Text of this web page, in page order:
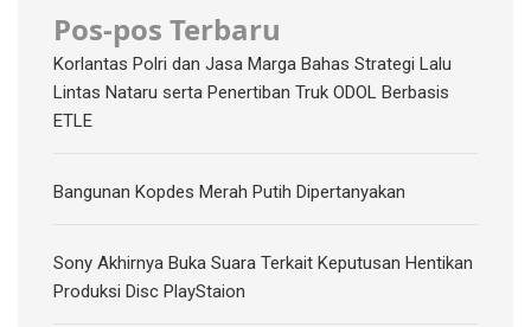
Pos-pos Terbaru
Korlantas Polri dan Jasa Marga Bahas Strategi Lalu
Lintas Nataru serta Penertiban Truk ODOL Berbasis
ETLE
Bangunan Kopdes Merah Putih Dipertanyakan
Sony Akhirnya Buka Suara Terkait Keputusan Hentikan
Produksi Disc PlayStaion